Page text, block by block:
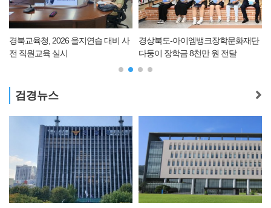
경북교육청, 2026 을지연습 대비 사
전 직원교육 실시
경상북도-아이엠뱅크장학문화재단
다둥이 장학금 8천만 원 전달
검경뉴스